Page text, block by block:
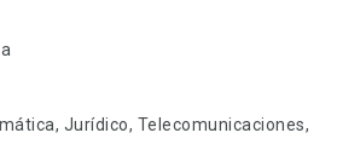
Jurídico, Telecomunicaciones,